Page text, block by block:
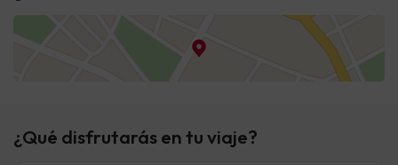
¿Qué disfrutarás en tu viaje?